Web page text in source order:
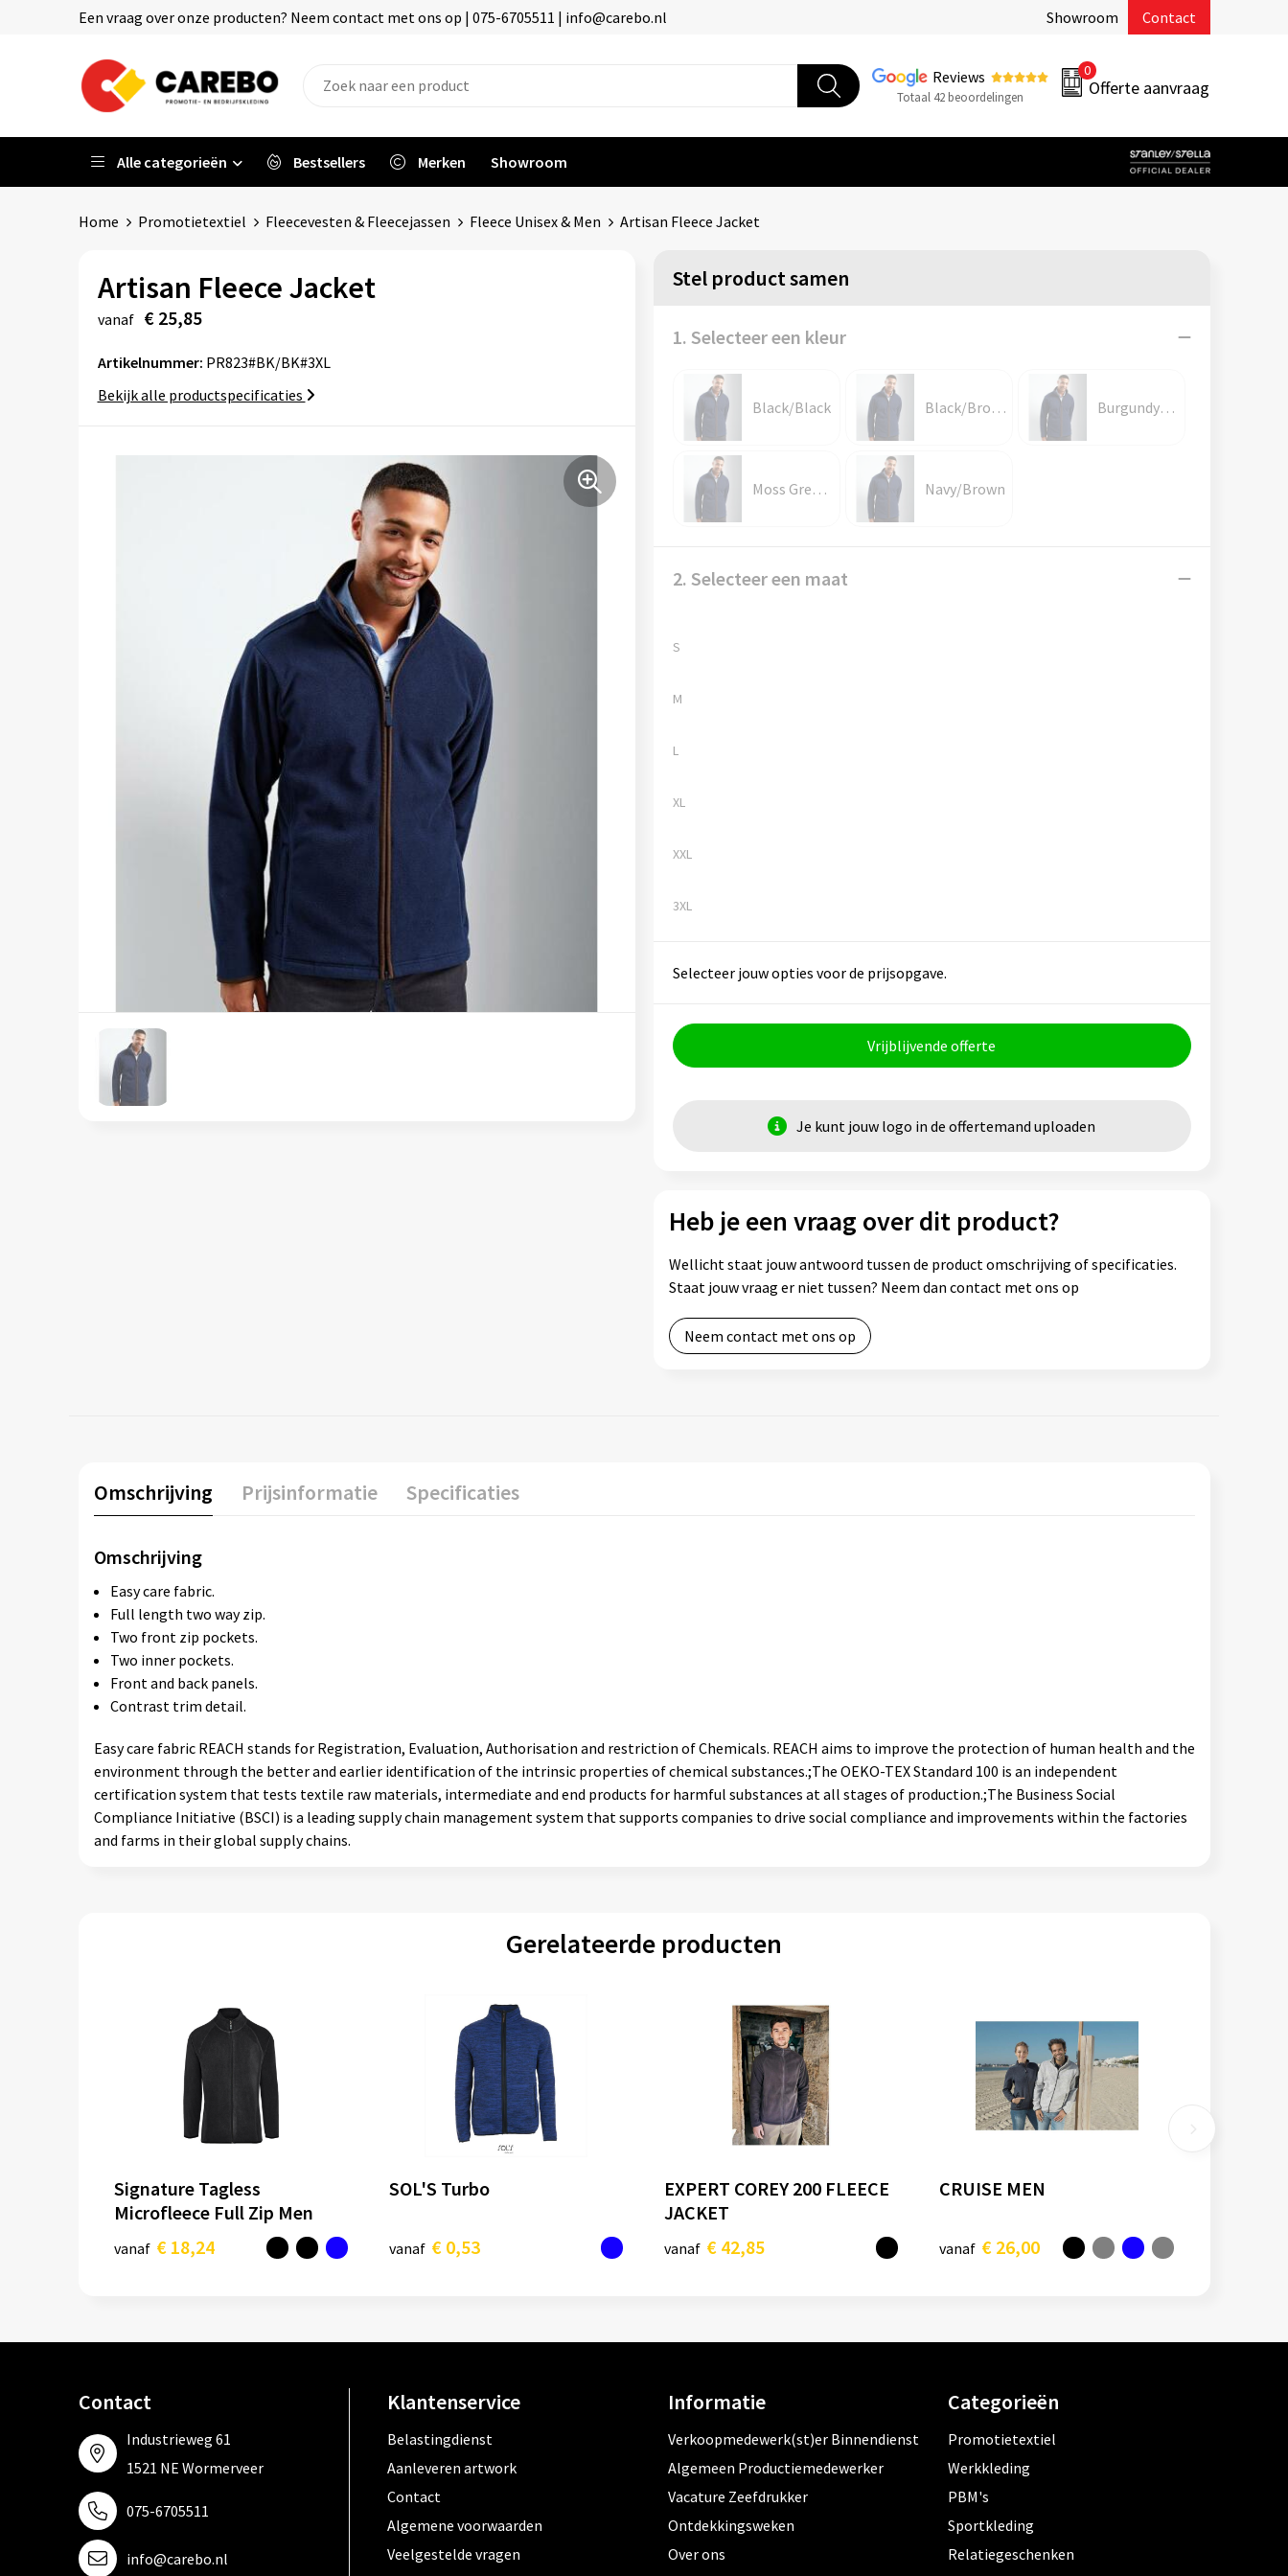
Een vraag over onze producten? Neem contact met ons op | 075-6705511 | info@carebo.nl Showroom Contact
Reviews
Totaal 42 beoordelingen
0
Offerte aanvraag
Alle categorieën Bestsellers Merken Showroom
Home Promotietextiel Fleecevesten & Fleecejassen Fleece Unisex & Men Artisan Fleece Jacket
Artisan Fleece Jacket
vanaf € 25,85
Artikelnummer: PR823#BK/BK#3XL
Bekijk alle productspecificaties
Stel product samen
1. Selecteer een kleur
Black/Black Black/Brown Burgundy/Brown
Moss Green/Brown Navy/Brown
2. Selecteer een maat
S
M
L
XL
XXL
3XL
Selecteer jouw opties voor de prijsopgave.
Vrijblijvende offerte
Je kunt jouw logo in de offertemand uploaden
Heb je een vraag over dit product?
Wellicht staat jouw antwoord tussen de product omschrijving of specificaties.
Staat jouw vraag er niet tussen? Neem dan contact met ons op
Neem contact met ons op
Omschrijving Prijsinformatie Specificaties
Omschrijving
Easy care fabric.
Full length two way zip.
Two front zip pockets.
Two inner pockets.
Front and back panels.
Contrast trim detail.
Easy care fabric REACH stands for Registration, Evaluation, Authorisation and restriction of Chemicals. REACH aims to improve the protection of human health and the
environment through the better and earlier identification of the intrinsic properties of chemical substances.;The OEKO-TEX Standard 100 is an independent
certification system that tests textile raw materials, intermediate and end products for harmful substances at all stages of production.;The Business Social
Compliance Initiative (BSCI) is a leading supply chain management system that supports companies to drive social compliance and improvements within the factories
and farms in their global supply chains.
Gerelateerde producten
Signature Tagless
Microfleece Full Zip Men
vanaf € 18,24
SOL'S Turbo
vanaf € 0,53
EXPERT COREY 200 FLEECE
JACKET
vanaf € 42,85
CRUISE MEN
vanaf € 26,00
Contact
Industrieweg 61
1521 NE Wormerveer
075-6705511
info@carebo.nl
Klantenservice
Belastingdienst
Aanleveren artwork
Contact
Algemene voorwaarden
Veelgestelde vragen
Informatie
Verkoopmedewerk(st)er Binnendienst
Algemeen Productiemedewerker
Vacature Zeefdrukker
Ontdekkingsweken
Over ons
Categorieën
Promotietextiel
Werkkleding
PBM's
Sportkleding
Relatiegeschenken